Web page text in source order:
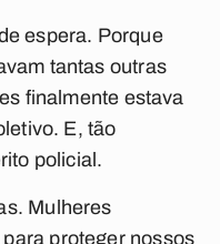
espera. Porque
tantas outras
finalmente estava
E, tão
policial.
Mulheres
proteger nossos